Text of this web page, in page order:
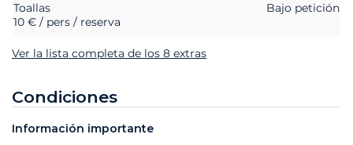
Toallas
Bajo petición
10 € / pers / reserva
Ver la lista completa de los 8 extras
Condiciones
Información importante